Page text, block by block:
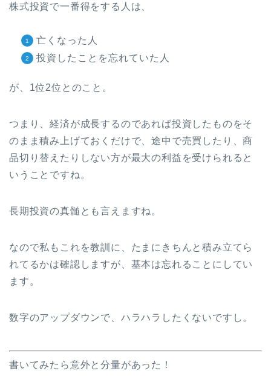
株式投資で一番得をする人は、
亡くなった人
投資したことを忘れていた人
が、1位2位とのこと。
つまり、経済が成長するのであれば投資したものをそ
のまま積み上げておくだけで、途中で売買したり、商
品切り替えたりしない方が最大の利益を受けられると
いうことですね。
長期投資の真髄とも言えますね。
なので私もこれを教訓に、たまにきちんと積み立てら
れてるかは確認しますが、基本は忘れることにしてい
ます。
数字のアップダウンで、ハラハラしたくないですし。
書いてみたら意外と分量があった！